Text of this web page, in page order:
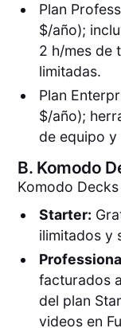
Plan
$/año);
2 h/mes de
limitadas.
Plan
$/año);
de equipo y
B. Komodo
Komodo
Starter:
ilimitados y
facturados
del plan
videos en